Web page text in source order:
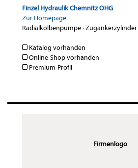
Finzel Hydraulik Chemnitz OHG
Zur Homepage
Radialkolbenpumpe·Zugankerzylinder
Katalog vorhanden
Online-Shop vorhanden
Premium-Profil
Firmenlogo